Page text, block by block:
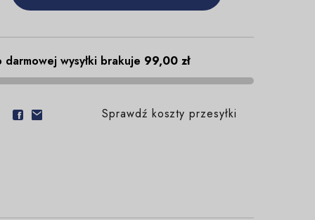
darmowej wysyłki brakuje 99,00 zł
Sprawdź koszty przesyłki